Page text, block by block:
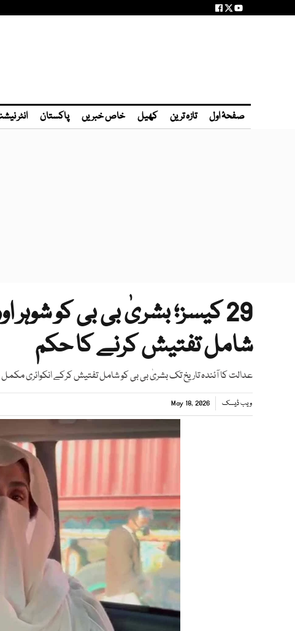
صفحۂ اول تازہ ترین کھیل خاص خبریں پاکستان انٹر
29 کیسز؛ بشریٰ بی بی کو
شامل تفتیش کرنے کا حکم
عدالت کا آئندہ تاریخ تک بشریٰ بی بی کو شامل تفتیش کرکے انکوائری
ویب ڈیسک May 18, 2026